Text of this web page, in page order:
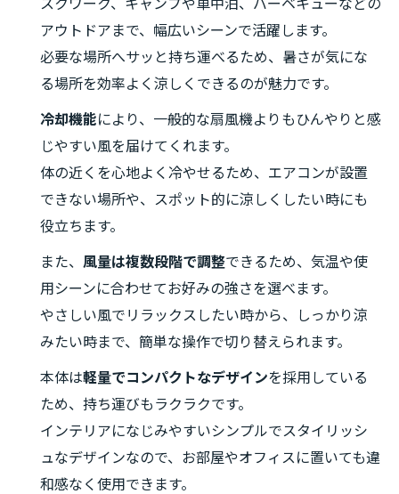
スクワーク、キャンプや車中泊、バーベキューなどの
アウトドアまで、幅広いシーンで活躍します。
必要な場所へサッと持ち運べるため、暑さが気にな
る場所を効率よく涼しくできるのが魅力です。
冷却機能により、一般的な扇風機よりもひんやりと感
じやすい風を届けてくれます。
体の近くを心地よく冷やせるため、エアコンが設置
できない場所や、スポット的に涼しくしたい時にも
役立ちます。
また、 風量は複数段階で調整できるため、気温や使
用シーンに合わせてお好みの強さを選べます。
やさしい風でリラックスしたい時から、しっかり涼
みたい時まで、簡単な操作で切り替えられます。
本体は軽量でコンパクトなデザインを採用している
ため、持ち運びもラクラクです。
インテリアになじみやすいシンプルでスタイリッシ
ュなデザインなので、お部屋やオフィスに置いても違
和感なく使用できます。